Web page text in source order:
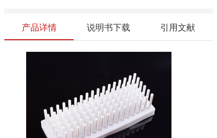
产品详情 说明书下载 引用文献